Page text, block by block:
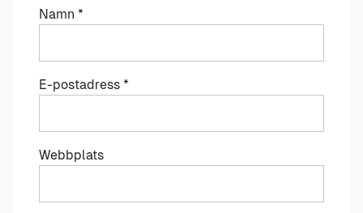
Namn *
E-postadress *
Webbplats